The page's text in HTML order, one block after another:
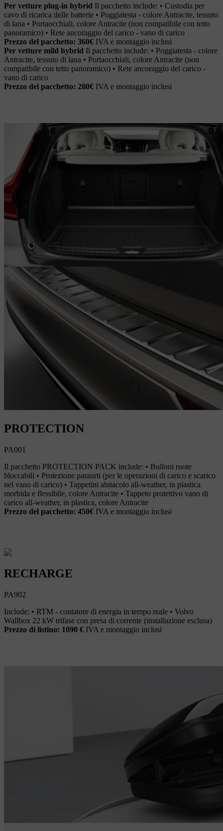
Per vetture plug-in hybrid Il pacchetto include: • Custodia per
cavo di ricarica delle batterie • Poggiatesta - colore Antracite, tessuto
di lana • Portaocchiali, colore Antracite (non compatibile con tetto
panoramico) • Rete ancoraggio del carico - vano di carico
Prezzo del pacchetto: 360€ IVA e montaggio inclusi
Per vetture mild hybrid Il pacchetto include: • Poggiatesta - colore
Antracite, tessuto di lana • Portaocchiali, colore Antracite (non
compatibile con tetto panoramico) • Rete ancoraggio del carico -
vano di carico
Prezzo del pacchetto: 280€ IVA e montaggio inclusi
PROTECTION
PA001
Il pacchetto PROTECTION PACK include: • Bulloni ruote
bloccabili • Protezione paraurti (per le operazioni di carico e scarico
nel vano di carico) • Tappetini abitacolo all-weather, in plastica
morbida e flessibile, colore Antracite • Tappeto protettivo vano di
carico all-weather, in plastica, colore Antracite
Prezzo del pacchetto: 450€ IVA e montaggio inclusi
RECHARGE
PA902
Include: • RTM - contatore di energia in tempo reale • Volvo
Wallbox 22 kW trifase con presa di corrente (installazione esclusa)
Prezzo di listino: 1090 € IVA e montaggio inclusi